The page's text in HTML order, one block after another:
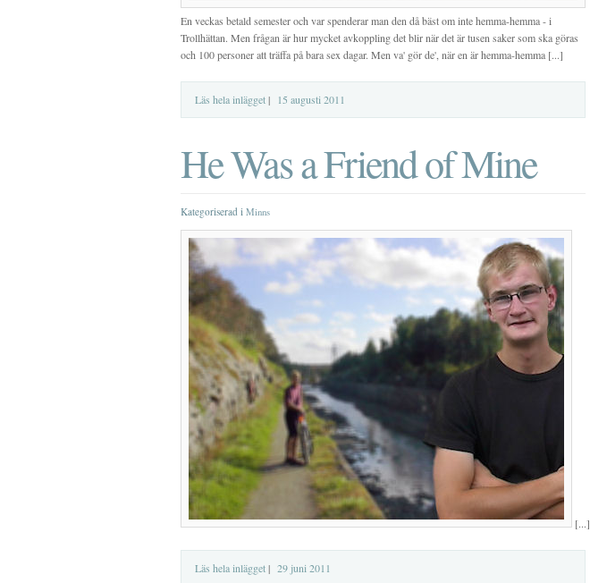
En veckas betald semester och var spenderar man den då bäst om inte hemma-hemma - i
Trollhättan. Men frågan är hur mycket avkoppling det blir när det är tusen saker som ska göras
och 100 personer att träffa på bara sex dagar. Men va' gör de', när en är hemma-hemma [...]
Läs hela inlägget| 15 augusti 2011
He Was a Friend of Mine
Kategoriserad i Minns
[...]
Läs hela inlägget| 29 juni 2011